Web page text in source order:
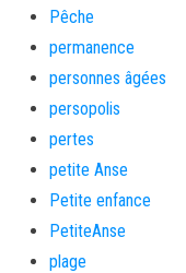
Pêche
permanence
personnes âgées
persopolis
pertes
petite Anse
Petite enfance
PetiteAnse
plage